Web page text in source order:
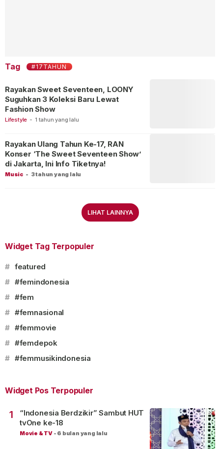
Tag #17TAHUN
Lifestyle - 1 tahun yang lalu
Rayakan Sweet Seventeen, LOONY
Suguhkan 3 Koleksi Baru Lewat
Fashion Show
Music - 3 tahun yang lalu
Rayakan Ulang Tahun Ke-17, RAN
Konser ‘The Sweet Seventeen Show’
di Jakarta, Ini Info Tiketnya!
LIHAT LAINNYA
Widget Tag Terpopuler
# featured
# #femindonesia
# #fem
# #femnasional
# #femmovie
# #femdepok
# #femmusikindonesia
Widget Pos Terpopuler
1
“Indonesia Berdzikir” Sambut HUT
tvOne ke-18
Movie & TV - 6 bulan yang lalu